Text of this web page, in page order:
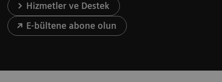
Hizmetler ve Destek
E-bültene abone olun